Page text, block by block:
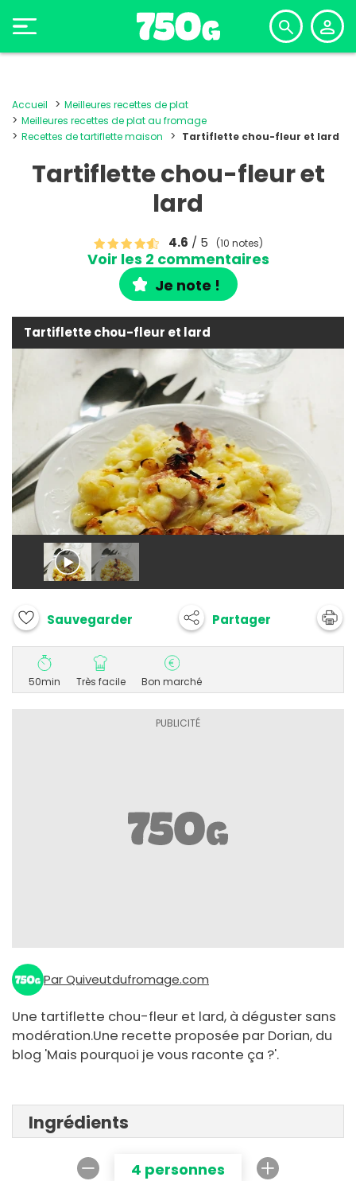
Accueil
Meilleures recettes de plat
Meilleures recettes de plat au fromage
Recettes de tartiflette maison
Tartiflette chou-fleur et lard
Tartiflette chou-fleur et
lard
4.6 / 5 (10 notes)
Voir les 2 commentaires
Je note !
Tartiflette chou-fleur et lard
Sauvegarder Partager
50min Très facile Bon marché
Par Quiveutdufromage.com
Une tartiflette chou-fleur et lard, à déguster sans
modération.Une recette proposée par Dorian, du
blog 'Mais pourquoi je vous raconte ça ?'.
Ingrédients
4 personnes